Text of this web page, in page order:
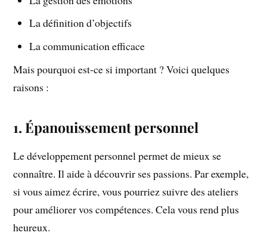
La définition d’objectifs
La communication efficace
Mais pourquoi est-ce si important ? Voici quelques
raisons :
1. Épanouissement personnel
Le développement personnel permet de mieux se
connaître. Il aide à découvrir ses passions. Par exemple,
si vous aimez écrire, vous pourriez suivre des ateliers
pour améliorer vos compétences. Cela vous rend plus
heureux.